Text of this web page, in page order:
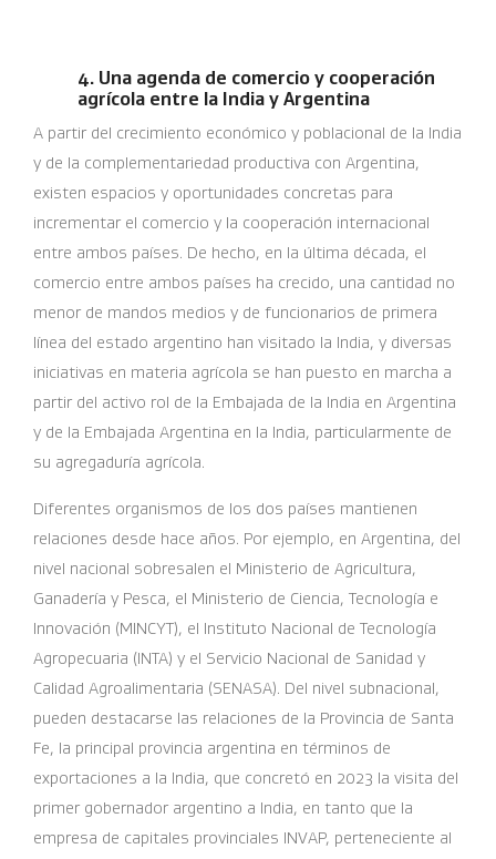
4. Una agenda de comercio y cooperación
agrícola entre la India y Argentina
A partir del crecimiento económico y poblacional de la India
y de la complementariedad productiva con Argentina,
existen espacios y oportunidades concretas para
incrementar el comercio y la cooperación internacional
entre ambos países. De hecho, en la última década, el
comercio entre ambos países ha crecido, una cantidad no
menor de mandos medios y de funcionarios de primera
línea del estado argentino han visitado la India, y diversas
iniciativas en materia agrícola se han puesto en marcha a
partir del activo rol de la Embajada de la India en Argentina
y de la Embajada Argentina en la India, particularmente de
su agregaduría agrícola.
Diferentes organismos de los dos países mantienen
relaciones desde hace años. Por ejemplo, en Argentina, del
nivel nacional sobresalen el Ministerio de Agricultura,
Ganadería y Pesca, el Ministerio de Ciencia, Tecnología e
Innovación (MINCYT), el Instituto Nacional de Tecnología
Agropecuaria (INTA) y el Servicio Nacional de Sanidad y
Calidad Agroalimentaria (SENASA). Del nivel subnacional,
pueden destacarse las relaciones de la Provincia de Santa
Fe, la principal provincia argentina en términos de
exportaciones a la India, que concretó en 2023 la visita del
primer gobernador argentino a India, en tanto que la
empresa de capitales provinciales INVAP, perteneciente al